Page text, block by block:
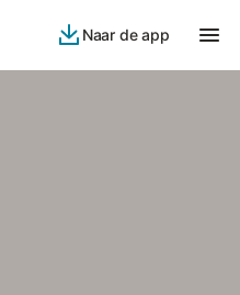
Naar de app